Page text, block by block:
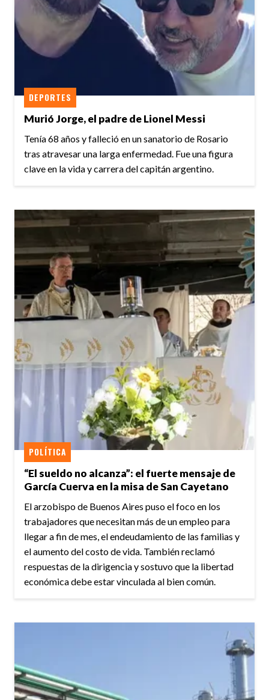
Murió Jorge, el padre de Lionel Messi
DEPORTES
Tenía 68 años y falleció en un sanatorio de Rosario
tras atravesar una larga enfermedad. Fue una figura
clave en la vida y carrera del capitán argentino.
“El sueldo no alcanza”: el fuerte mensaje de
García Cuerva en la misa de San Cayetano
POLÍTICA
El arzobispo de Buenos Aires puso el foco en los
trabajadores que necesitan más de un empleo para
llegar a fin de mes, el endeudamiento de las familias y
el aumento del costo de vida. También reclamó
respuestas de la dirigencia y sostuvo que la libertad
económica debe estar vinculada al bien común.